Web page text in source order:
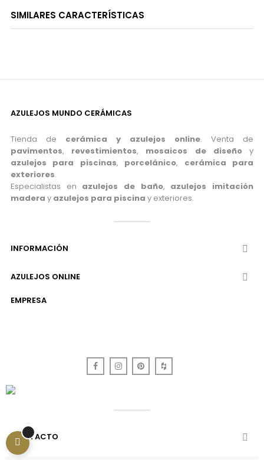
SIMILARES CARACTERÍSTICAS
AZULEJOS MUNDO CERÁMICAS
Tienda de cerámica y azulejos online. Venta de
pavimentos, revestimientos, mosaicos de diseñoy
azulejos para piscinas, porcelánico, cerámica para
exteriores.
Especialistas en azulejos de baño, azulejos imitación
madera y azulejos para piscina y exteriores.
INFORMACIÓN 
AZULEJOS ONLINE 
EMPRESA
FacebookInstagramPinterest
CONTACTO 